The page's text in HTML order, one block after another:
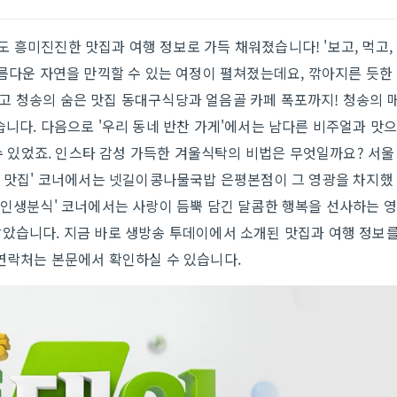
흥미진진한 맛집과 여행 정보로 가득 채워졌습니다! '보고, 먹고,
운 자연을 만끽할 수 있는 여정이 펼쳐졌는데요, 깎아지른 듯한
청송의 숨은 맛집 동대구식당과 얼음골 카페 폭포까지! 청송의
다. 다음으로 '우리 동네 반찬 가게'에서는 남다른 비주얼과 맛으
었죠. 인스타 감성 가득한 겨울식탁의 비법은 무엇일까요? 서울
집' 코너에서는 넷길이콩나물국밥 은평본점이 그 영광을 차지했
생분식' 코너에서는 사랑이 듬뿍 담긴 달콤한 행복을 선사하는 영
습니다. 지금 바로 생방송 투데이에서 소개된 맛집과 여행 정보
처는 본문에서 확인하실 수 있습니다.